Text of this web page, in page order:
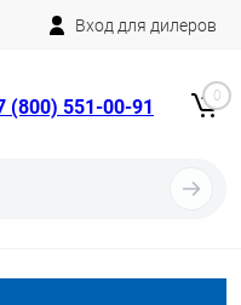
Вход для дилеров
(800) 551-00-91 0